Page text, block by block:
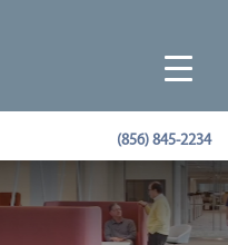
(856) 845-2234